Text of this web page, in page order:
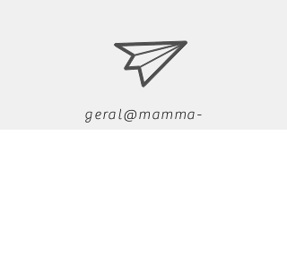
geral@mamma-